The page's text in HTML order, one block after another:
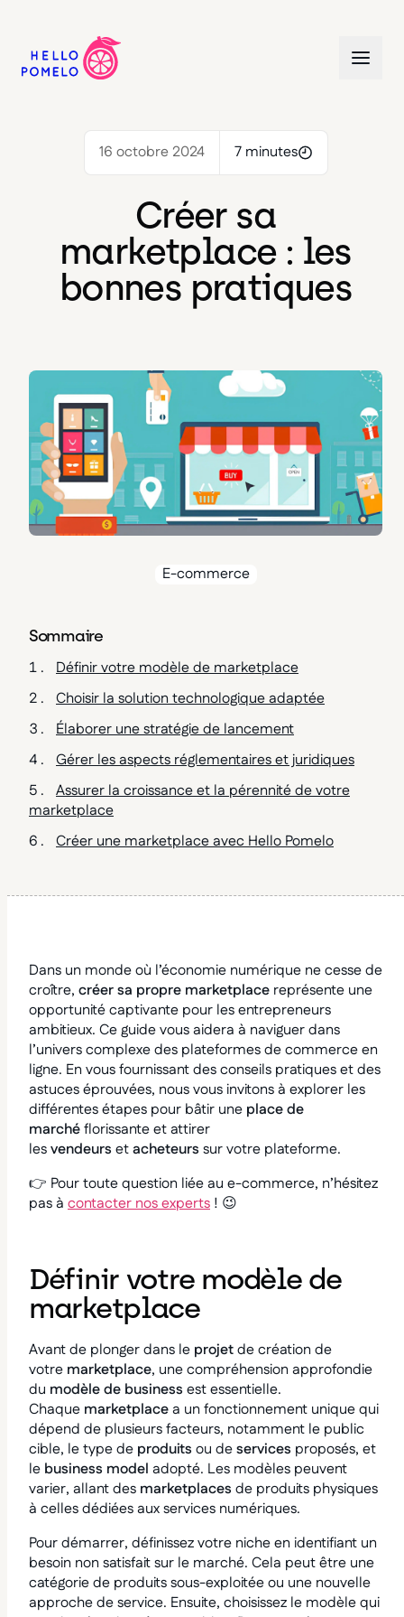
16 octobre 2024 7 minutes
Créer sa
marketplace : les
bonnes pratiques
E-commerce
Sommaire
Définir votre modèle de marketplace
Choisir la solution technologique adaptée
Élaborer une stratégie de lancement
Gérer les aspects réglementaires et juridiques
Assurer la croissance et la pérennité de votre
marketplace
Créer une marketplace avec Hello Pomelo
Dans un monde où l’économie numérique ne cesse de
croître, créer sa propre marketplace représente une
opportunité captivante pour les entrepreneurs
ambitieux. Ce guide vous aidera à naviguer dans
l’univers complexe des plateformes de commerce en
ligne. En vous fournissant des conseils pratiques et des
astuces éprouvées, nous vous invitons à explorer les
différentes étapes pour bâtir une place de
marchéflorissante et attirer
lesvendeurs etacheteurs sur votre plateforme.
👉 Pour toute question liée au e-commerce, n’hésitez
pas à contacter nos experts ! 😉
Définir votre modèle de
marketplace
Avant de plonger dans le projetde création de
votre marketplace, une compréhension approfondie
du modèle de business est essentielle.
Chaque marketplacea un fonctionnement unique qui
dépend de plusieurs facteurs, notamment le public
cible, le type de produits ou deservices proposés, et
le business model adopté. Les modèles peuvent
varier, allant des marketplaces de produits physiques
à celles dédiées aux services numériques.
Pour démarrer, définissez votre niche en identifiant un
besoin non satisfait sur le marché. Cela peut être une
catégorie de produits sous-exploitée ou une nouvelle
approche de service. Ensuite, choisissez le modèle qui